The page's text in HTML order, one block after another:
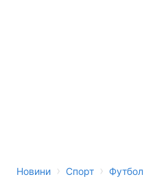
Новини › Спорт › Футбол